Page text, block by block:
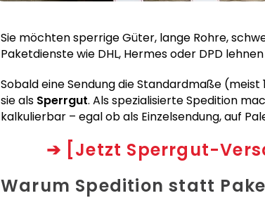
Sie möchten sperrige Güter, lange Rohre,
Paketdienste wie DHL, Hermes oder DPD
Sobald eine Sendung die Standardmaße
sie als Sperrgut. Als spezialisierte Spedition
kalkulierbar – egal ob als Einzelsendung, auf
➔ [Jetzt Sperrgut-
Warum Spedition statt